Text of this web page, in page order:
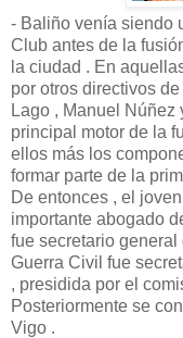
- Baliño venía siendo
Club antes de la
la ciudad . En
por otros directivos
Lago , Manuel
principal motor de la
ellos más los
formar parte de la
De entonces , el
importante abogado
fue secretario
Guerra Civil fue
, presidida por el
Posteriormente se
Vigo .